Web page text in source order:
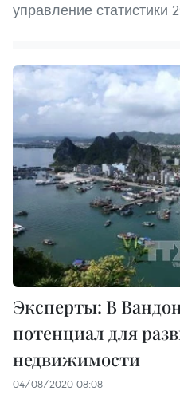
управление статистики
Эксперты: В
потенциал для
недвижимости
04/08/2020 08:08